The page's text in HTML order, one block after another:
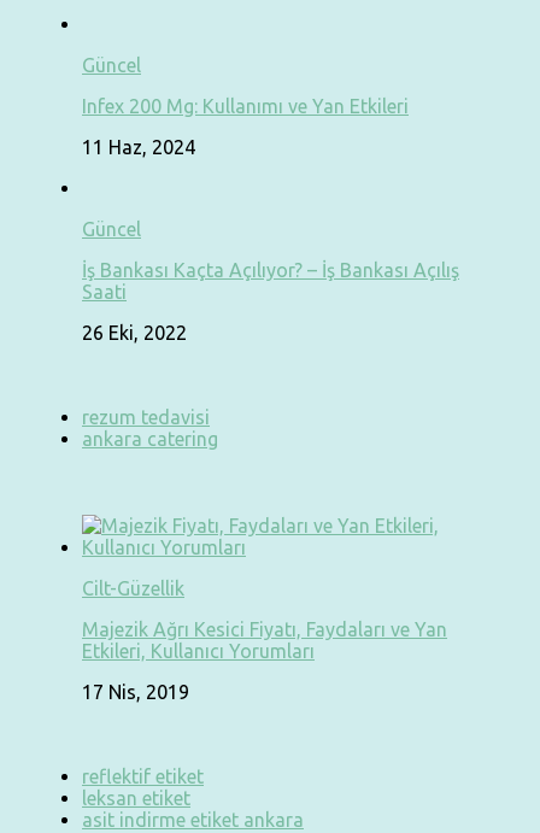
Güncel
Infex 200 Mg: Kullanımı ve Yan Etkileri
11 Haz, 2024
Güncel
İş Bankası Kaçta Açılıyor? – İş Bankası Açılış
Saati
26 Eki, 2022
rezum tedavisi
ankara catering
Cilt-Güzellik
Majezik Ağrı Kesici Fiyatı, Faydaları ve Yan
Etkileri, Kullanıcı Yorumları
17 Nis, 2019
reflektif etiket
leksan etiket
asit indirme etiket ankara